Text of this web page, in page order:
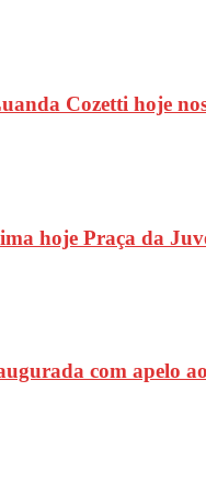
Cozetti hoje
hoje Praça da
com apelo